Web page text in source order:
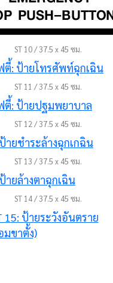
ST 10 / 37.5 x 45 ซม.
ST 11 / 37.5 x 45 ซม.
ST 12 / 37.5 x 45 ซม.
ST 13 / 37.5 x 45 ซม.
ST 14 / 37.5 x 45 ซม.